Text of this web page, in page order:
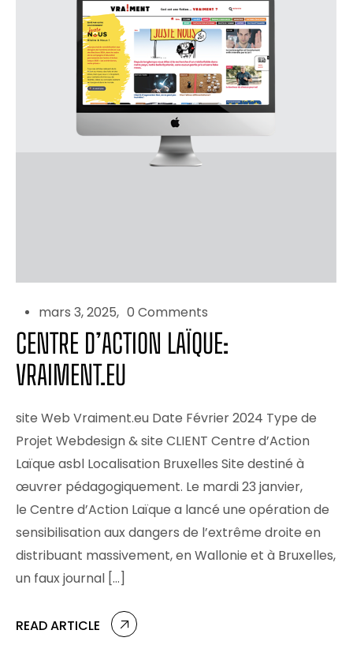
mars 3, 2025 0 Comments
CENTRE D’ACTION LAÏQUE:
VRAIMENT.EU
site Web Vraiment.eu Date Février 2024 Type de
Projet Webdesign & site CLIENT Centre d’Action
Laïque asbl Localisation Bruxelles Site destiné à
œuvrer pédagogiquement. Le mardi 23 janvier,
le Centre d’Action Laïque a lancé une opération de
sensibilisation aux dangers de l’extrême droite en
distribuant massivement, en Wallonie et à Bruxelles,
un faux journal […]
READ ARTICLE